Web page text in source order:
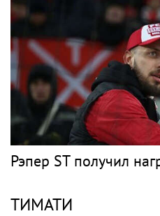
Рэпер ST получил
ТИМАТИ